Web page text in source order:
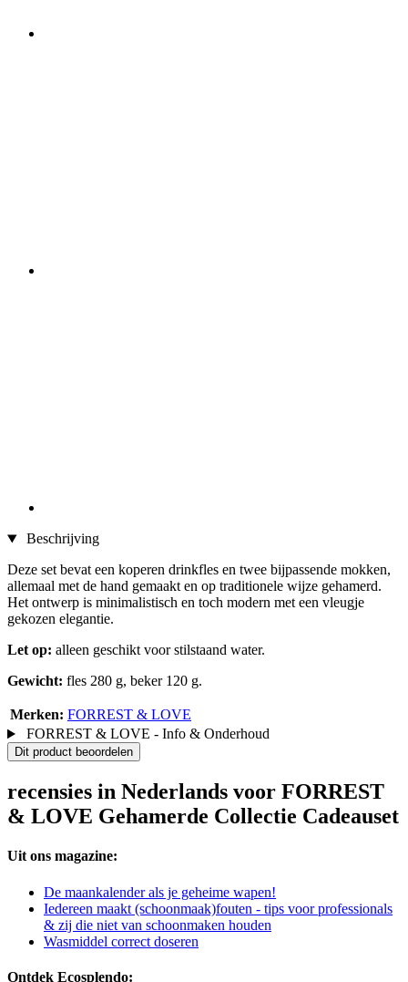
Beschrijving
Deze set bevat een koperen drinkfles en twee bijpassende mokken,
allemaal met de hand gemaakt en op traditionele wijze gehamerd.
Het ontwerp is minimalistisch en toch modern met een vleugje
gekozen elegantie.
Let op: alleen geschikt voor stilstaand water.
Gewicht: fles 280 g, beker 120 g.
Merken: FORREST & LOVE
FORREST & LOVE - Info & Onderhoud
Dit product beoordelen
recensies in Nederlands voor FORREST
& LOVE Gehamerde Collectie Cadeauset
Uit ons magazine:
De maankalender als je geheime wapen!
Iedereen maakt (schoonmaak)fouten - tips voor professionals
& zij die niet van schoonmaken houden
Wasmiddel correct doseren
Ontdek Ecosplendo: